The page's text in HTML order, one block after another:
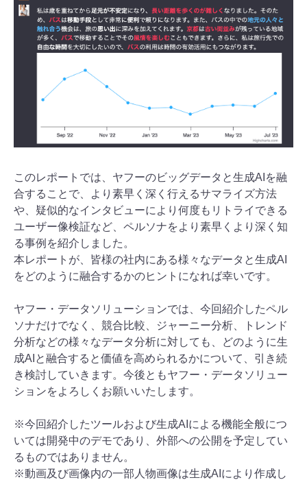
このレポートでは、ヤフーのビッグデータと生成AIを融
合することで、より素早く深く行えるサマライズ方法
や、疑似的なインタビューにより何度もリトライできる
ユーザー像検証など、ペルソナをより素早くより深く知
る事例を紹介しました。
本レポートが、皆様の社内にある様々なデータと生成AI
をどのように融合するかのヒントになれば幸いです。
ヤフー・データソリューションでは、今回紹介したペル
ソナだけでなく、競合比較、ジャーニー分析、トレンド
分析などの様々なデータ分析に対しても、どのように生
成AIと融合すると価値を高められるかについて、引き続
き検討していきます。今後ともヤフー・データソリュー
ションをよろしくお願いいたします。
※今回紹介したツールおよび生成AIによる機能全般につ
いては開発中のデモであり、外部への公開を予定してい
るものではありません。
※動画及び画像内の一部人物画像は生成AIにより作成し